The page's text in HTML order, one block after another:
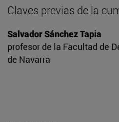
Claves previas de la
Salvador Sánchez Tapia
profesor de la Facultad de
de Navarra